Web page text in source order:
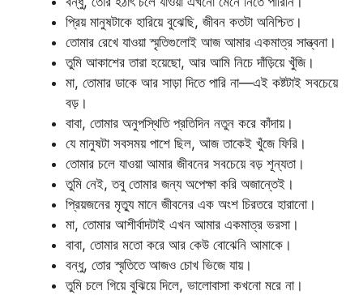
প্রিয় মানুষটাকে হারিয়ে বুঝেছি, জীবন কতটা অনিশ্চিত।
তোমার রেখে যাওয়া স্মৃতিগুলোই আজ আমার একমাত্র সান্ত্বনা।
তুমি আকাশের তারা হয়েছো, আর আমি নিচে দাঁড়িয়ে খুঁজি।
মা, তোমার ডাকে আর সাড়া দিতে পারি না—এই কষ্টটাই সবচেয়ে
বড়।
বাবা, তোমার অনুপস্থিতি প্রতিদিন নতুন করে কাঁদায়।
যে মানুষটা সবসময় পাশে ছিল, আজ তাকেই খুঁজে ফিরি।
তোমার চলে যাওয়া আমার জীবনের সবচেয়ে বড় শূন্যতা।
তুমি নেই, তবু তোমার জন্য অপেক্ষা করি অজান্তেই।
প্রিয়জনের মৃত্যু মানে জীবনের এক অংশ চিরতরে হারানো।
মা, তোমার আশীর্বাদটাই এখন আমার একমাত্র ভরসা।
বাবা, তোমার মতো করে আর কেউ বোঝেনি আমাকে।
বন্ধু, তোর স্মৃতিতে আজও চোখ ভিজে যায়।
তুমি চলে গিয়ে বুঝিয়ে দিলে, ভালোবাসা কখনো মরে না।